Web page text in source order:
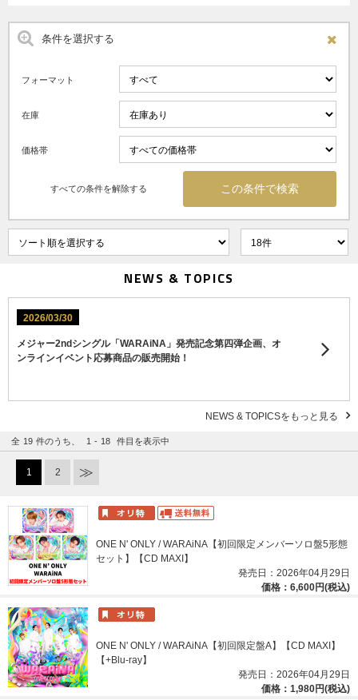
条件を選択する
フォーマット
在庫
価格帯
すべての条件を解除する
NEWS & TOPICS
2026/03/30
メジャー2ndシングル「WARAiNA」発売記念第四弾企画、オ
ンラインイベント応募商品の販売開始！
NEWS & TOPICSをもっと見る
全 19 件のうち、 1 - 18 件目を表示中
1 2
ONE N' ONLY / WARAiNA【初回限定メンバーソロ盤5形態
セット】【CD MAXI】
発売日：2026年04月29日
価格：6,600円(税込)
ONE N' ONLY / WARAiNA【初回限定盤A】【CD MAXI】
【+Blu-ray】
発売日：2026年04月29日
価格：1,980円(税込)